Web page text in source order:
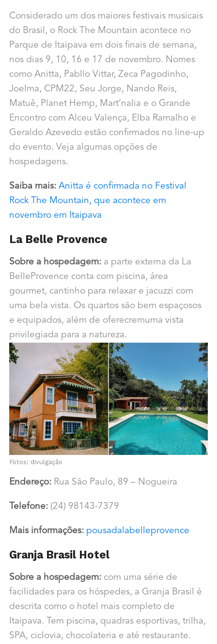
Considerado um dos maiores festivais musicais
do Brasil, o Rock The Mountain acontece no
Parque de Itaipava em dois finais de semana,
nos dias 9, 10, 16 e 17 de novembro. Nomes
como Anitta, Pabllo Vittar, Zeca Pagodinho,
Joelma, CPM22, Seu Jorge, Nando Reis,
Matuê, Planet Hemp, Mart’nalia e o Grande
Encontro com Alceu Valença, Elba Ramalho e
Geraldo Azevedo estão confirmados no line-up
do evento. Veja algumas opções de
hospedagens.
Saiba mais: Anitta é confirmada no Festival
Rock The Mountain, que acontece em
novembro em Itaipava
La Belle Provence
Sobre a hospedagem: a parte externa da La
BelleProvence conta com piscina, área
gourmet, cantinho para relaxar e jacuzzi com
uma bela vista. Os quartos são bem espaçosos
e equipados, além de oferecremuma vista
privilegiada para a natureza.
Fotos: divulgação
Endereço: Rua São Paulo, 89 – Nogueira
Telefone: (24) 98143-7379
Mais informações: pousadalabelleprovence
Granja Brasil Hotel
Sobre a hospedagem:com uma série de
facilidades para os hóspedes, a Granja Brasil é
descrita como o hotel mais completo de
Itaipava. Tem piscina, quadras esportivas, trilha,
SPA, ciclovia, chocolateria e até restaurante.